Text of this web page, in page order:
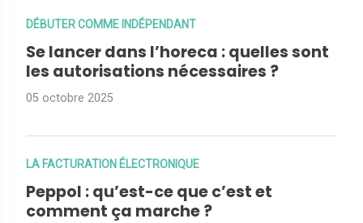
DÉBUTER COMME INDÉPENDANT
Se lancer dans l’horeca : quelles sont
les autorisations nécessaires ?
05 octobre 2025
LA FACTURATION ÉLECTRONIQUE
Peppol : qu’est-ce que c’est et
comment ça marche ?